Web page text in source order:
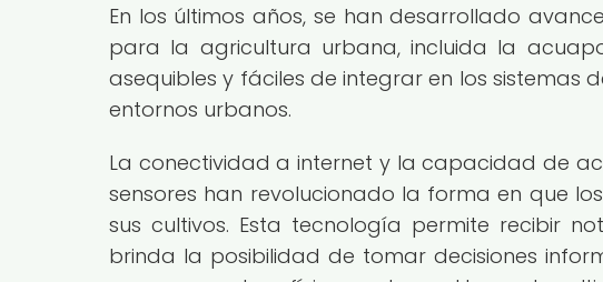
En los últimos años, se han desarrollado
para la agricultura urbana, incluida la
asequibles y fáciles de integrar en los sistemas
entornos urbanos.
La conectividad a internet y la capacidad de
sensores han revolucionado la forma en que
sus cultivos. Esta tecnología permite recibir
brinda la posibilidad de tomar decisiones